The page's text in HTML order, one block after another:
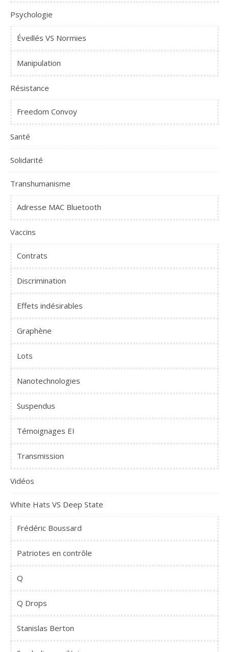
Psychologie
Éveillés VS Normies
Manipulation
Résistance
Freedom Convoy
Santé
Solidarité
Transhumanisme
Adresse MAC Bluetooth
Vaccins
Contrats
Discrimination
Effets indésirables
Graphène
Lots
Nanotechnologies
Suspendus
Témoignages EI
Transmission
Vidéos
White Hats VS Deep State
Frédéric Boussard
Patriotes en contrôle
Q
Q Drops
Stanislas Berton